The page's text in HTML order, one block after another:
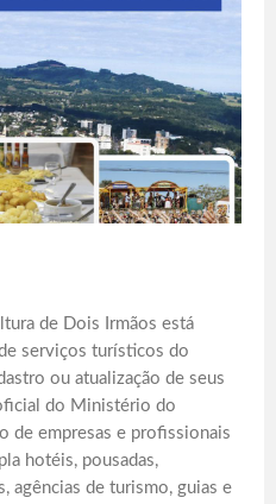
de Dois Irmãos está
serviços turísticos do
ou atualização de seus
do Ministério do
de empresas e profissionais
hotéis, pousadas,
agências de turismo, guias e